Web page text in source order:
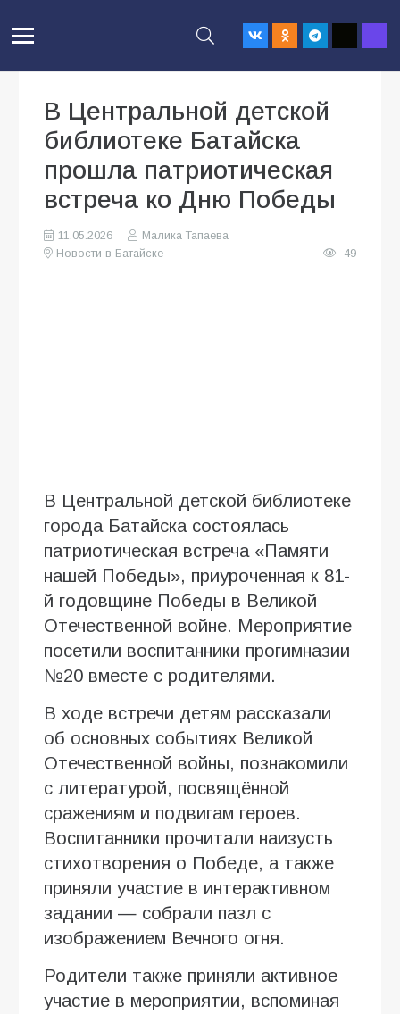
В Центральной детской
библиотеке Батайска
прошла патриотическая
встреча ко Дню Победы
11.05.2026
Малика Тапаева
Новости в Батайске
49
В Центральной детской библиотеке
города Батайска состоялась
патриотическая встреча «Памяти
нашей Победы», приуроченная к 81-
й годовщине Победы в Великой
Отечественной войне. Мероприятие
посетили воспитанники прогимназии
№20 вместе с родителями.
В ходе встречи детям рассказали
об основных событиях Великой
Отечественной войны, познакомили
с литературой, посвящённой
сражениям и подвигам героев.
Воспитанники прочитали наизусть
стихотворения о Победе, а также
приняли участие в интерактивном
задании — собрали пазл с
изображением Вечного огня.
Родители также приняли активное
участие в мероприятии, вспоминая